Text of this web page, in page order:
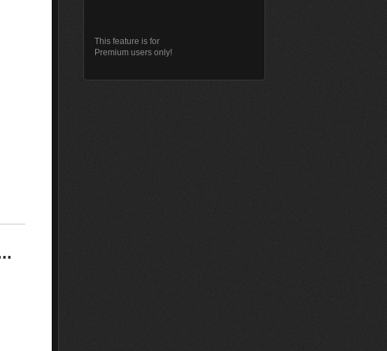
This feature is for
Premium users only!